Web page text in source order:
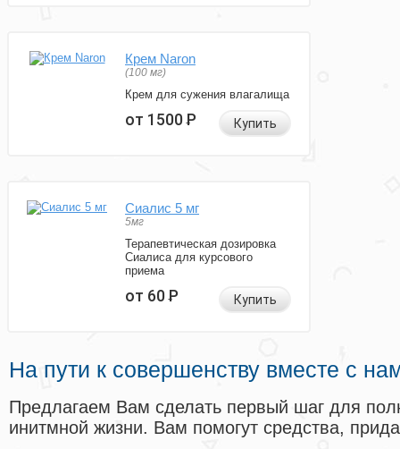
Крем Naron
(100 мг)
Крем для сужения влагалища
от 1500Р Купить
Сиалис 5 мг
5мг
Терапевтическая дозировка
Сиалиса для курсового
приема
от 60Р Купить
На пути к совершенству вместе с
Предлагаем Вам сделать первый шаг для
инитмной жизни. Вам помогут средства,